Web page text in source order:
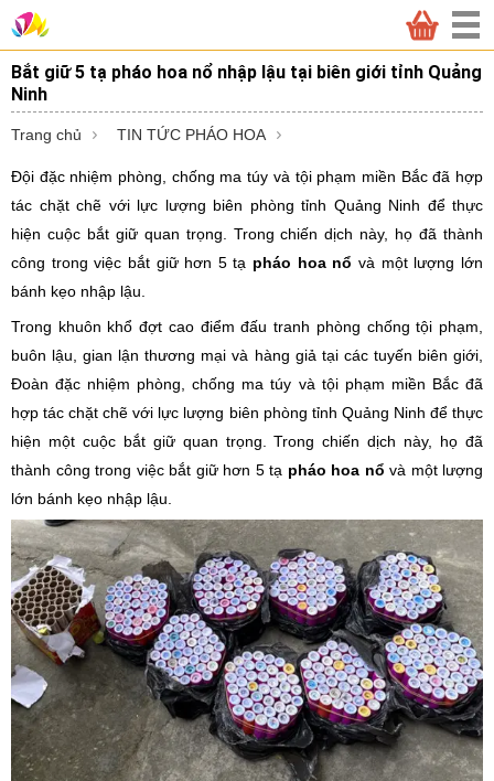
Bắt giữ 5 tạ pháo hoa nổ nhập lậu tại biên giới tỉnh Quảng
Ninh
Trang chủ TIN TỨC PHÁO HOA
Đội đặc nhiệm phòng, chống ma túy và tội phạm miền Bắc đã hợp
tác chặt chẽ với lực lượng biên phòng tỉnh Quảng Ninh để thực
hiện cuộc bắt giữ quan trọng. Trong chiến dịch này, họ đã thành
công trong việc bắt giữ hơn 5 tạ pháo hoa nổ và một lượng lớn
bánh kẹo nhập lậu.
Trong khuôn khổ đợt cao điểm đấu tranh phòng chống tội phạm,
buôn lậu, gian lận thương mại và hàng giả tại các tuyến biên giới,
Đoàn đặc nhiệm phòng, chống ma túy và tội phạm miền Bắc đã
hợp tác chặt chẽ với lực lượng biên phòng tỉnh Quảng Ninh để thực
hiện một cuộc bắt giữ quan trọng. Trong chiến dịch này, họ đã
thành công trong việc bắt giữ hơn 5 tạ pháo hoa nổ và một lượng
lớn bánh kẹo nhập lậu.